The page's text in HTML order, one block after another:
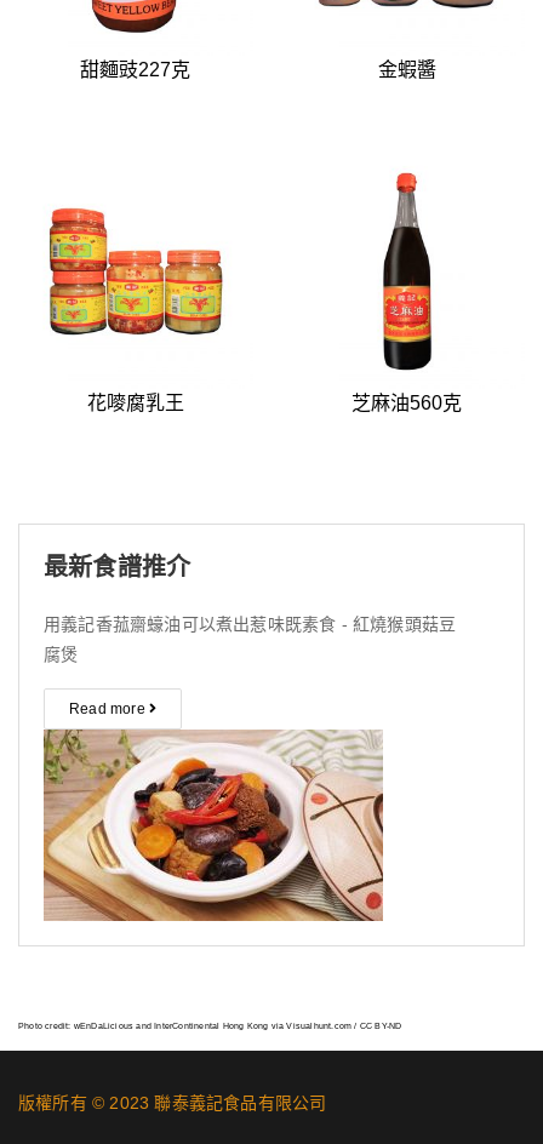
甜麵豉227克 金蝦醬
花嘜腐乳王 芝麻油560克
最新食譜推介
用義記香菰齋蠔油可以煮出惹味既素食 - 紅燒猴頭菇豆
腐煲
Read more
Photo credit: wEnDaLicious and InterContinental Hong Kong viaVisualhunt.com / CC BY-ND
版權所有 © 2023 聯泰義記食品有限公司